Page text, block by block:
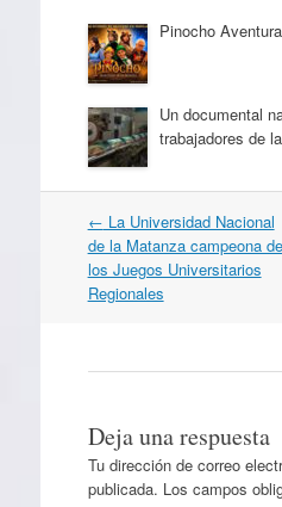
Pinocho
Un documental
trabajadores de
Navegación
por
artículos
← La Universidad Nacional
de la Matanza campeona de
los Juegos Universitarios
Regionales
Deja una respuesta
Tu dirección de correo
publicada. Los campos